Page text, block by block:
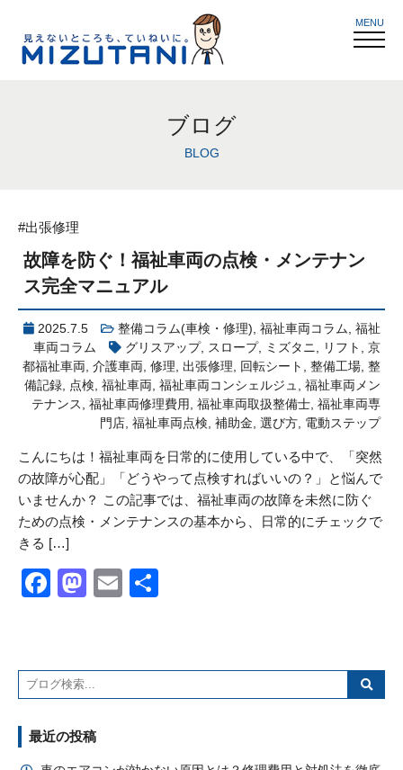
MENU
ブログ
BLOG
#出張修理
故障を防ぐ！福祉車両の点検・メンテナン
ス完全マニュアル
2025.7.5 整備コラム(車検・修理) ,福祉車両コラム ,福祉
車両コラム
グリスアップ, スロープ, ミズタニ リフト ,京
都福祉車両 ,介護車両 ,修理 出張修理 回転シート ,整備工場 ,整
備記録
点検 ,福祉車両 ,福祉車両コンシェルジュ ,福祉車両メン
テナンス
,福祉車両修理費用 ,福祉車両取扱整備士 ,福祉車両専
門店 ,福祉車両点検 ,補助金 ,選び方 電動ステップ
こんにちは！福祉車両を日常的に使用している中で、「突然
の故障が心配」「どうやって点検すればいいの？」と悩んで
いませんか？ この記事では、福祉車両の故障を未然に防ぐ
ための点検・メンテナンスの基本から、日常的にチェックで
きる […]
Facebook
Mastodon
Email
最近の投稿